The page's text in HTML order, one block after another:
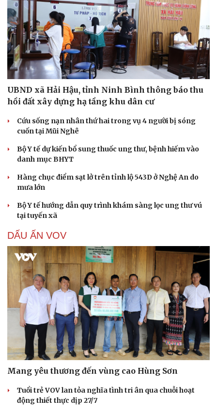
UBND xã Hải Hậu, tỉnh Ninh Bình thông báo thu
hồi đất xây dựng hạ tầng khu dân cư
Cứu sống nạn nhân thứ hai trong vụ 4 người bị sóng
cuốn tại Mũi Nghê
Bộ Y tế dự kiến bổ sung thuốc ung thư, bệnh hiếm vào
danh mục BHYT
Hàng chục điểm sạt lở trên tỉnh lộ 543D ở Nghệ An do
mưa lớn
Bộ Y tế hướng dẫn quy trình khám sàng lọc ung thư vú
tại tuyến xã
DẤU ẤN VOV
Mang yêu thương đến vùng cao Hùng Sơn
Tuổi trẻ VOV lan tỏa nghĩa tình tri ân qua chuỗi hoạt
động thiết thực dịp 27/7